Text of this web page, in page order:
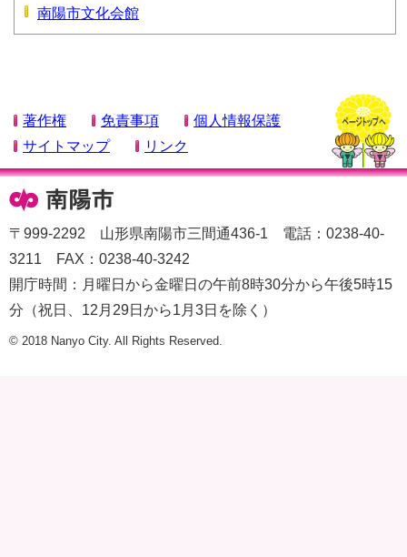
南陽市文化会館
著作権 免責事項
個人情報保護
サイトマップ
リンク
〒999-2292 山形県南陽市三間通436-1 電話：0238-40-
3211 FAX：0238-40-3242
開庁時間：月曜日から金曜日の午前8時30分から午後5時15
分（祝日、12月29日から1月3日を除く）
© 2018 Nanyo City. All Rights Reserved.